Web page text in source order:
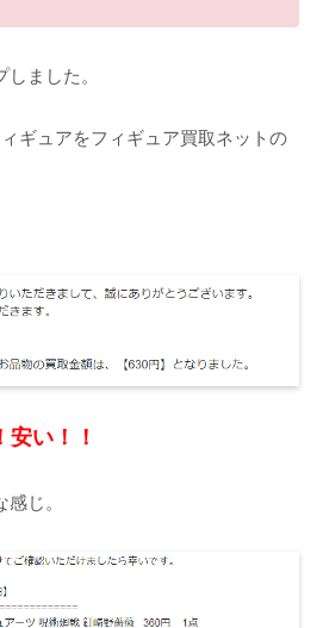
ました。
ギュアをフィギュア買取ネットの
い！！
じ。